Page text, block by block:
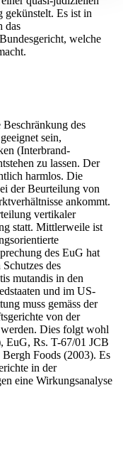
gekünstelt. Es ist in
das
welche
des
sein,
(Interbrand-
zu lassen. Der
harmlos. Die
der Beurteilung von
ankommt.
vertikaler
statt. Mittlerweile ist
des EuG hat
des
mutandis in den
und im US-
muss gemäss der
von der
Dies folgt wohl
EuG, Rs. T-67/01 JCB
Foods (2003). Es
in der
eine Wirkungsanalyse